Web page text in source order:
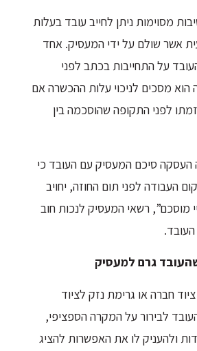
מסוימות ניתן לחייב עובד בעלות
אשר שולם על ידי המעסיק. אחד
על התחייבות בכתב לפני
הוא מסכים לניכוי עלות ההכשרה אם
לפני התקופה שהוסכמה בין
העסקה סיכם המעסיק עם העובד כי
העבודה לפני תום החוזה, יחויב
מוסכם”, רשאי המעסיק לנכות חוב
שהעובד גרם למעסיק
חברה או גרימת נזק לציוד
לבירור על המקרה הספציפי,
ולהעניק לו את האפשרות להציג